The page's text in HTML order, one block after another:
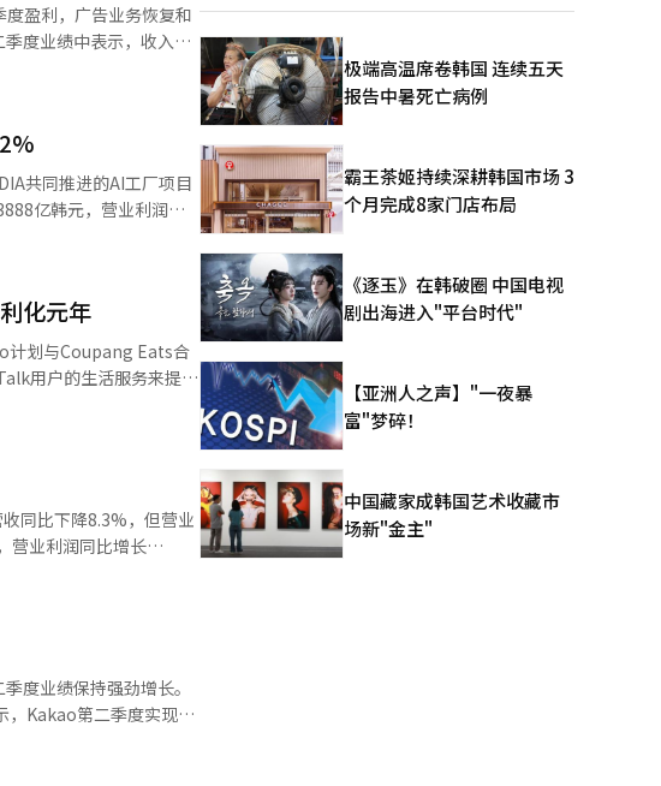
盈利，广告业务恢复和
。 最引人注目
首次实现季度盈利，
告的竞争力，重点扩大
半年电视广告收入有望
获得了新的粉丝群
市场的恢复和新IP的扩
共同推进的AI工厂项目
系统的扩展，同比增加
比增加74.9%，环比增
业务增长，同比增加
化元年
计划与Coupang Eats合
用户的生活服务来提高
亿韩元，分别比去年
告的增长而增加28%。
入也增长了20%。 公司
示：“目前AI仍处于投资
务订阅费和基于AI的广
场。 Kakao代表精神亚
的ChatGPT’在第二季
）增加到1000万以
联动（A2A）合作伙伴
“这不仅仅是在Kakao
惯的第一步。”双方正
同比下降8.3%，但营业
营业利润同比增长
，营业利润增长
面，Tving此前与HBO
世界杯等大型活动导致
降53.7%，为1902亿韩
分销基础，同时，综艺
时间因全球OTT平台的
度业绩保持强劲增长。
比增长35.9%，营业收
极端高温席卷韩国 连续五天
报告中暑死亡病例
霸王茶姬持续深耕韩国市场 3
个月完成8家门店布局
《逐玉》在韩破圈 中国电视
剧出海进入"平台时代"
【亚洲人之声】"一夜暴
富"梦碎！
中国藏家成韩国艺术收藏市
场新"金主"